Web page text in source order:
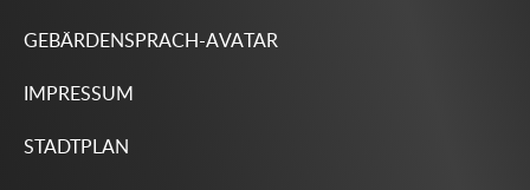
GEBÄRDENSPRACH-AVATAR
IMPRESSUM
STADTPLAN